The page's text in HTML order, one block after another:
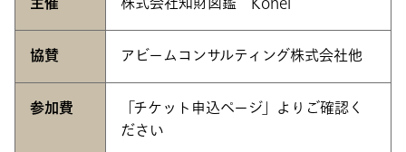
協賛 アビームコンサルティング株式会社他
参加費
「チケット申込ページ」よりご確認く
ださい